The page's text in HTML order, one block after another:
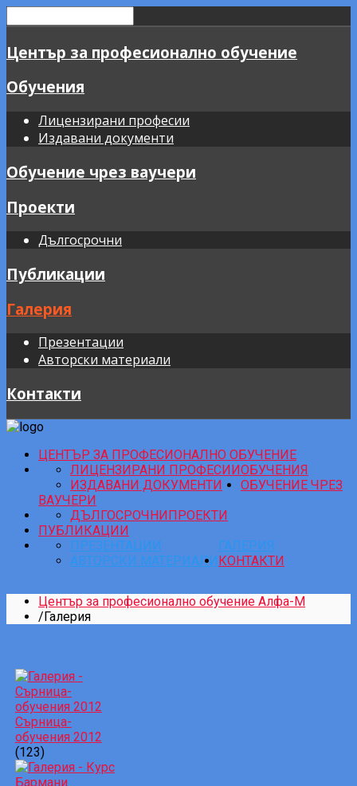
Център за професионално обучение
Обучения
Лицензирани професии
Издавани документи
Обучение чрез ваучери
Проекти
Дългосрочни
Публикации
Галерия
Презентации
Авторски материали
Контакти
ЦЕНТЪР ЗА ПРОФЕСИОНАЛНО ОБУЧЕНИЕ
ОБУЧЕНИЯ
ЛИЦЕНЗИРАНИ ПРОФЕСИИ
ИЗДАВАНИ ДОКУМЕНТИ
ОБУЧЕНИЕ ЧРЕЗ
ВАУЧЕРИ
ПРОЕКТИ
ДЪЛГОСРОЧНИ
ПУБЛИКАЦИИ
ГАЛЕРИЯ
ПРЕЗЕНТАЦИИ
АВТОРСКИ МАТЕРИАЛИКОНТАКТИ
Център за професионално обучение Алфа-М
/Галерия
Сърница-
обучения 2012
(123)